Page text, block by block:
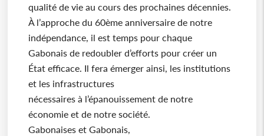
qualité de vie au cours des prochaines décennies.
À l’approche du 60ème anniversaire de notre
indépendance, il est temps pour chaque
Gabonais de redoubler d’efforts pour créer un
État efficace. Il fera émerger ainsi, les institutions
et les infrastructures
nécessaires à l’épanouissement de notre
économie et de notre société.
Gabonaises et Gabonais,